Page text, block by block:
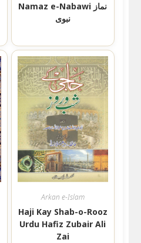
Namaz e-Nabawi نماز
نبوی
Arkan e-Islam
Haji Kay Shab-o-Rooz
Urdu Hafiz Zubair Ali
Zai